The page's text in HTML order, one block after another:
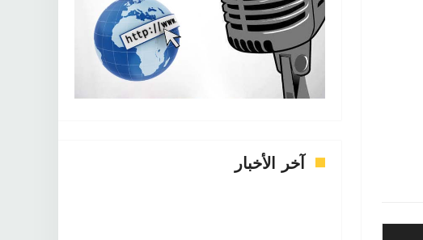
آخر الأخبار